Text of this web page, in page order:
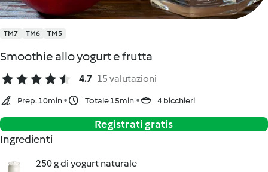
TM7 TM6 TM5
Smoothie allo yogurt e frutta
4.7 15 valutazioni
Prep. 10min Totale 15min 4 bicchieri
Registrati gratis
Ingredienti
250 g di yogurt naturale